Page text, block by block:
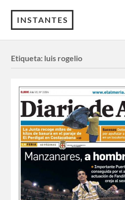
INSTANTES
Etiqueta: luis rogelio